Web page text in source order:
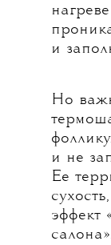
и
Но
и не
Ее
эффект